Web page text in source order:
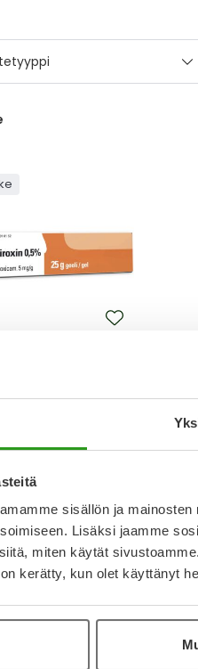
sisällön ja
Lisäksi jaamme
miten käytät
kerätty, kun olet käyttänyt